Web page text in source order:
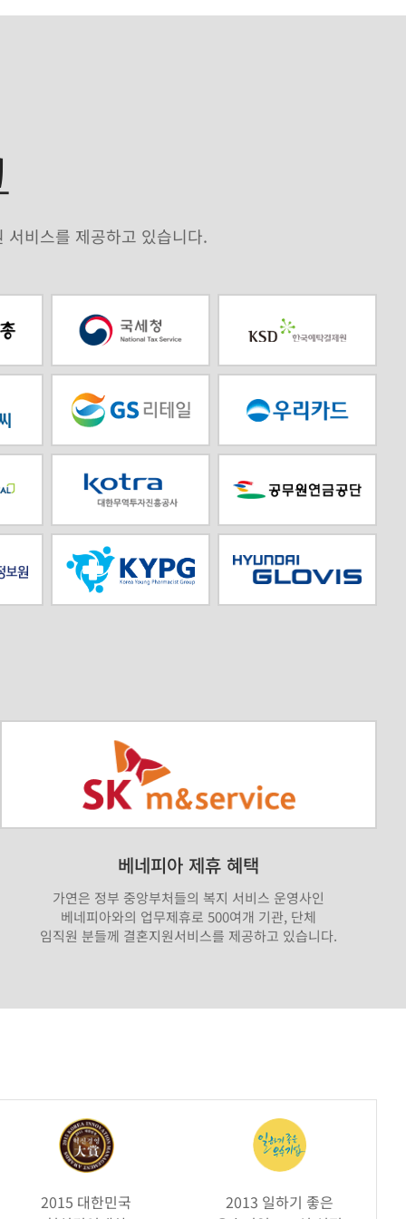
비스를 제공하고 있습니다.
베네피아 제휴 혜택
가연은 정부 중앙부처들의 복지 서비스 운영사인
베네피아와의 업무제휴로 500여개 기관, 단체
임직원 분들께 결혼지원서비스를 제공하고 있습니다.
2015 대한민국
2013 일하기 좋은